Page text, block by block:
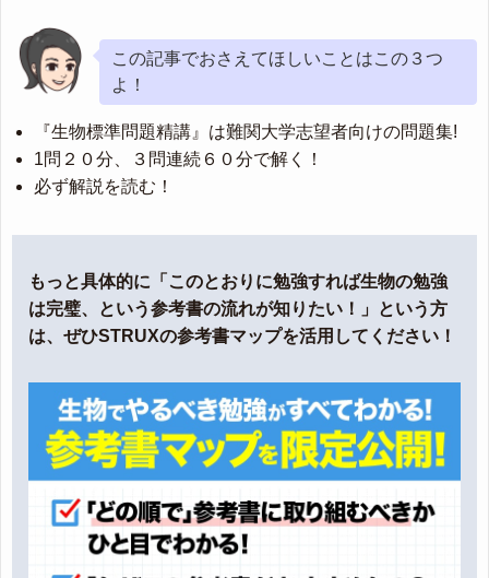
この記事でおさえてほしいことはこの３つ
よ！
『生物標準問題精講』は難関大学志望者向けの問題集!
1問２０分、３問連続６０分で解く！
必ず解説を読む！
もっと具体的に「このとおりに勉強すれば生物の勉強
は完璧、という参考書の流れが知りたい！」という方
は、ぜひSTRUXの参考書マップを活用してください！